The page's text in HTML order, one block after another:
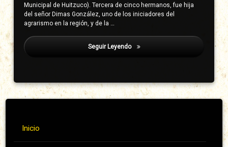
Municipal de Huitzuco). Tercera de cinco hermanos, fue hija
del señor Dimas González, uno de los iniciadores del
agrarismo en la región, y de la …
Seguir Leyendo Gonzaga Vieyra, Luis
Inicio